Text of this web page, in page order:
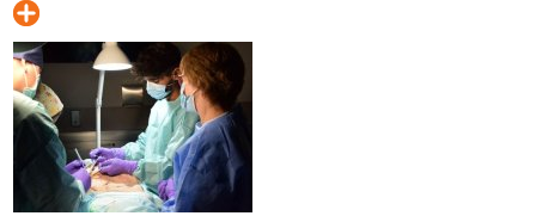
Traductor
Segueix-nos: